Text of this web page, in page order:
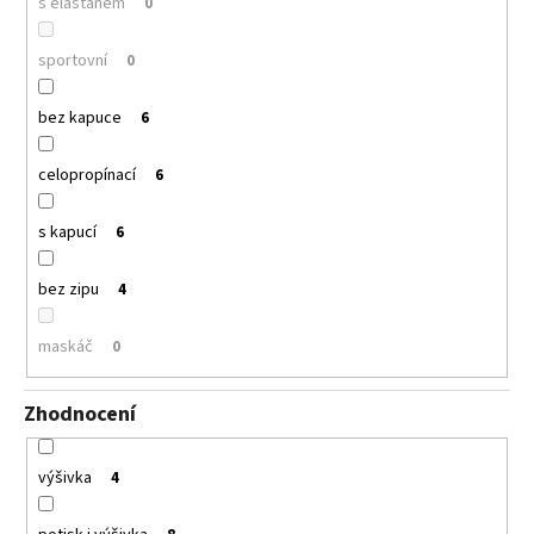
sportovní 0
bez kapuce 6
celopropínací 6
s kapucí 6
bez zipu 4
maskáč 0
Zhodnocení
výšivka 4